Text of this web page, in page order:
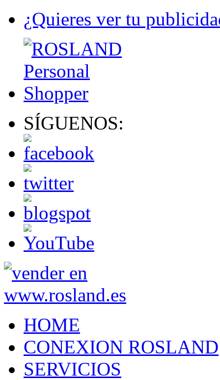
¿Quieres ver tu
SÍGUENOS:
HOME
CONEXION ROSLAND
SERVICIOS